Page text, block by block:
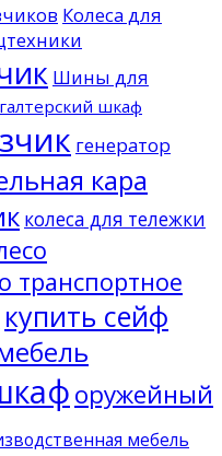
Колеса для
Шины для
шкаф
генератор
кара
колеса для тележки
транспортное
купить сейф
оружейный
мебель